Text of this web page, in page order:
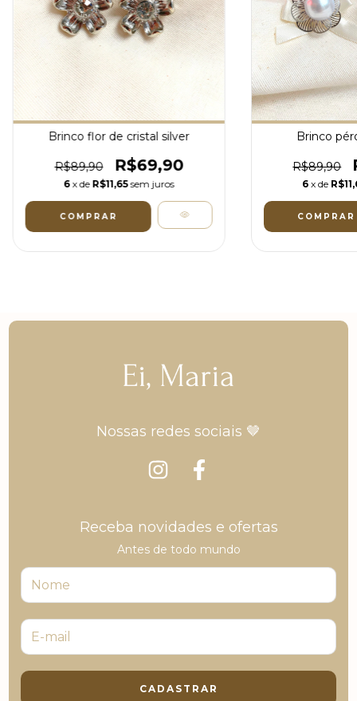
Brinco flor de cristal silver
R$89,90 R$69,90
6 x de R$11,65 sem juros
Brinco
R$89,90
6 x de
Nossas redes sociais 🤎
Receba novidades e ofertas
Antes de todo mundo